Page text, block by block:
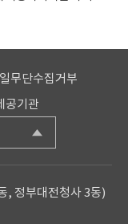
무단수집거부
공기관
, 정부대전청사 3동)